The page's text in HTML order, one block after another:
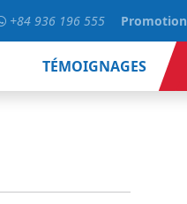
+84 936 196 555 Promotion
TÉMOIGNAGES